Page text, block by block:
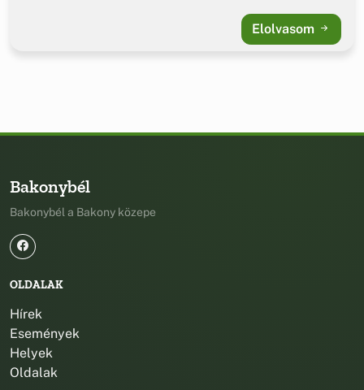
Elolvasom
Bakonybél
Bakonybél a Bakony közepe
OLDALAK
Hírek
Események
Helyek
Oldalak